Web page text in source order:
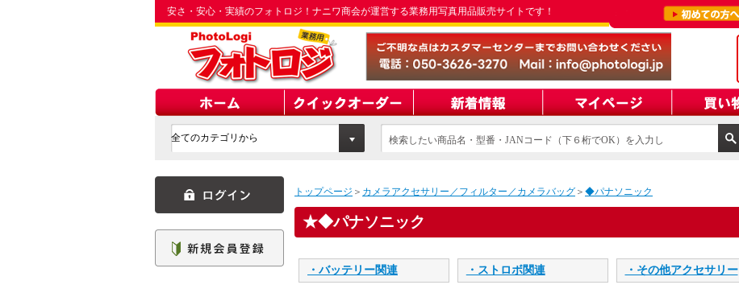
安さ・安心・実績のフォトロジ！ナニワ商会が運営する業務用写真用品販売サイトです！
検索したい商品名・型番・JANコード（下６桁でOK）を入力し
トップページ ＞ カメラアクセサリー／フィルター／カメラバッグ ＞ ◆パナソニック
◆パナソニック
・バッテリー関連 ・ストロボ関連 ・その他アクセサリー